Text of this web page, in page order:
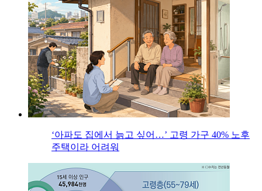
‘아파도 집에서 늙고 싶어…’ 고령 가구 40% 노후
주택이라 어려워